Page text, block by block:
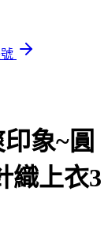
象~圓
織上衣3